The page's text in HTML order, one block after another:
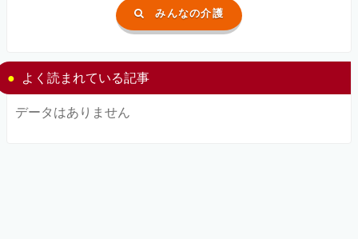
みんなの介護
よく読まれている記事
データはありません